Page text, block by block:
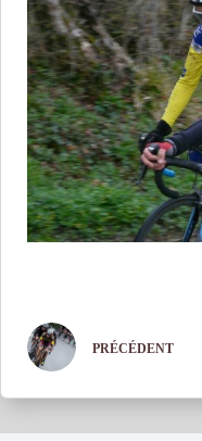
PRÉCÉDENT